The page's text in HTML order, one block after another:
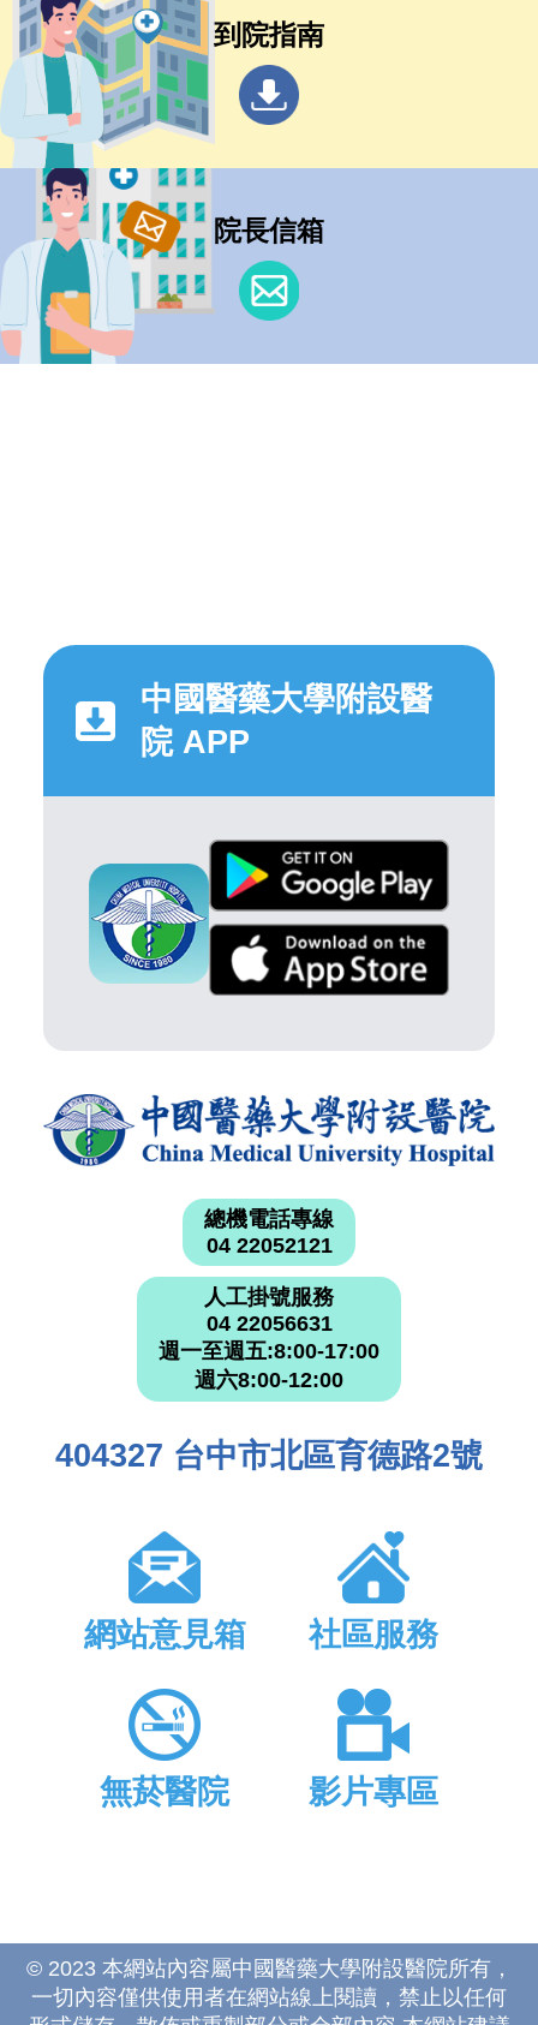
到院指南
院長信箱
中國醫藥大學附設醫
院 APP
總機電話專線
04 22052121
人工掛號服務
04 22056631
週一至週五:8:00-17:00
週六8:00-12:00
404327 台中市北區育德路2號
網站意見箱 社區服務
無菸醫院 影片專區
© 2023 本網站內容屬中國醫藥大學附設醫院所有，
一切內容僅供使用者在網站線上閱讀，禁止以任何